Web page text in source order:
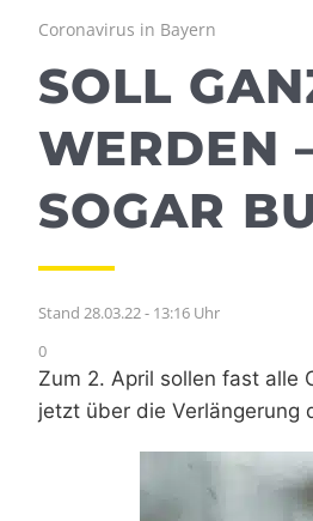
Coronavirus in Bayern
SOLL
WERDEN
SOGAR
Stand 28.03.22 - 13:16 Uhr
0
Zum 2. April sollen fast alle
jetzt über die Verlängerung